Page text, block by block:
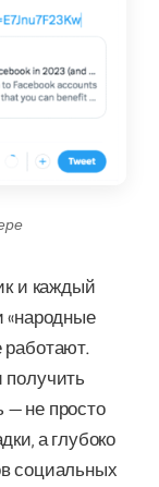
и каждый
«народные
не просто
а глубоко
социальных